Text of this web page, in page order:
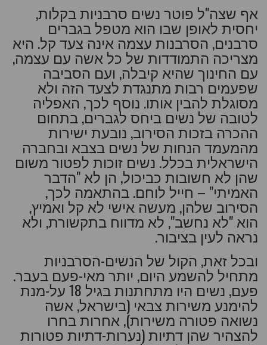
אף שצה"ל פוטר נשים סרבניות בקלות,
יחסית לאופן שבו הוא מטפל בגברים
סרבנים, הסרבנות עצמה אינה צעד קל. היא
מצריכה התמודדות של כל אשה עם עצמה,
עם החינוך שהיא קיבלה, ועם הסביבה
שפעמים רבות מתנגדת לצעד הזה ולא
מסוגלת להבין אותו. נוסף לכך, האפליה
לטובה של נשים ביחס לגברים, בתחום
ההכרה בזכות הסירוב, נובעת ישירות
מהמעמד הנחות של נשים בצבא ובחברה
הישראלית בכלל. נשים זוכות לפטור משום
שהן לא חשובות כביכול, הן לא "הדבר
האמיתי" – חייל לוחם. בהתאמה לכך,
הסירוב שלהן, מעשה אישי לא קל ואמיץ,
הוא "לא נחשב", לא מדווח בתקשורת, ולא
נראה לעין בציבור.
ובכל זאת, הקול של הנשים-הסרבניות
מתחיל להשמע היום, יותר מאי-פעם בעבר.
פעם, נשים היו מתחתנות בגיל 18 על-מנת
להימנע משירות צבאי (בישראל, אשה
נשואה פטורה משירות), אחרות בחרו
להצהיר שהן דתיות (נערות-דתיות פטורות